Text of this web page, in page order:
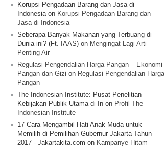
Korupsi Pengadaan Barang dan Jasa di
Indonesiaon Korupsi Pengadaan Barang dan
Jasa di Indonesia
Seberapa Banyak Makanan yang Terbuang di
Dunia ini? (Ft. IAAS)on Mengingat Lagi Arti
Penting Air
Regulasi Pengendalian Harga Pangan – Ekonomi
Pangan dan Gizi on Regulasi Pengendalian Harga
Pangan
The Indonesian Institute: Pusat Penelitian
Kebijakan Publik Utama di Inon Profil The
Indonesian Institute
17 Cara Mengambil Hati Anak Muda untuk
Memilih di Pemilihan Gubernur Jakarta Tahun
2017 - Jakartakita.com on Kampanye Hitam